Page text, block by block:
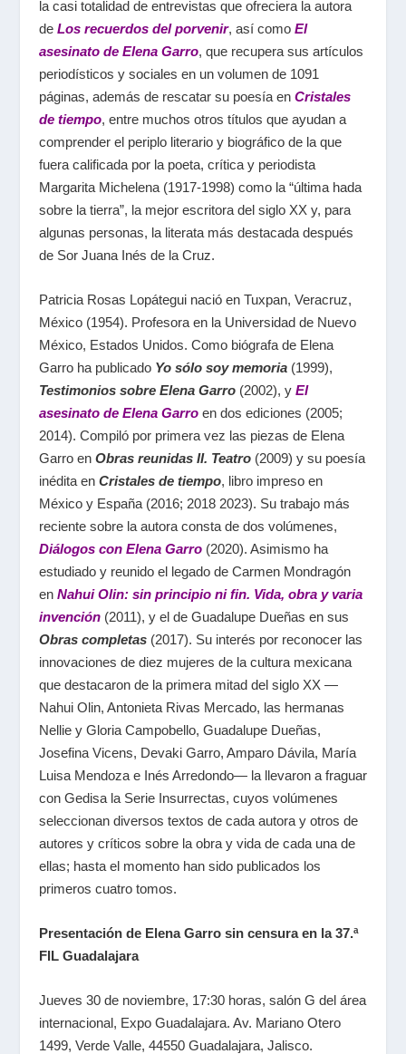
la casi totalidad de entrevistas que ofreciera la autora
de Los recuerdos del porvenir, así como El
asesinato de Elena Garro, que recupera sus artículos
periodísticos y sociales en un volumen de 1091
páginas, además de rescatar su poesía en Cristales
de tiempo, entre muchos otros títulos que ayudan a
comprender el periplo literario y biográfico de la que
fuera calificada por la poeta, crítica y periodista
Margarita Michelena (1917-1998) como la “última hada
sobre la tierra”, la mejor escritora del siglo XX y, para
algunas personas, la literata más destacada después
de Sor Juana Inés de la Cruz.
Patricia Rosas Lopátegui nació en Tuxpan, Veracruz,
México (1954). Profesora en la Universidad de Nuevo
México, Estados Unidos. Como biógrafa de Elena
Garro ha publicado Yo sólo soy memoria(1999),
Testimonios sobre Elena Garro(2002), y El
asesinato de Elena Garroen dos ediciones (2005;
2014). Compiló por primera vez las piezas de Elena
Garro en Obras reunidas II. Teatro(2009) y su poesía
inédita en Cristales de tiempo, libro impreso en
México y España (2016; 2018 2023). Su trabajo más
reciente sobre la autora consta de dos volúmenes,
Diálogos con Elena Garro(2020). Asimismo ha
estudiado y reunido el legado de Carmen Mondragón
en Nahui Olin: sin principio ni fin. Vida, obra y varia
invención(2011), y el de Guadalupe Dueñas en sus
Obras completas(2017). Su interés por reconocer las
innovaciones de diez mujeres de la cultura mexicana
que destacaron de la primera mitad del siglo XX —
Nahui Olin, Antonieta Rivas Mercado, las hermanas
Nellie y Gloria Campobello, Guadalupe Dueñas,
Josefina Vicens, Devaki Garro, Amparo Dávila, María
Luisa Mendoza e Inés Arredondo— la llevaron a fraguar
con Gedisa la Serie Insurrectas, cuyos volúmenes
seleccionan diversos textos de cada autora y otros de
autores y críticos sobre la obra y vida de cada una de
ellas; hasta el momento han sido publicados los
primeros cuatro tomos.
Presentación de Elena Garro sin censura en la 37.ª
FIL Guadalajara
Jueves 30 de noviembre, 17:30 horas, salón G del área
internacional, Expo Guadalajara. Av. Mariano Otero
1499, Verde Valle, 44550 Guadalajara, Jalisco.